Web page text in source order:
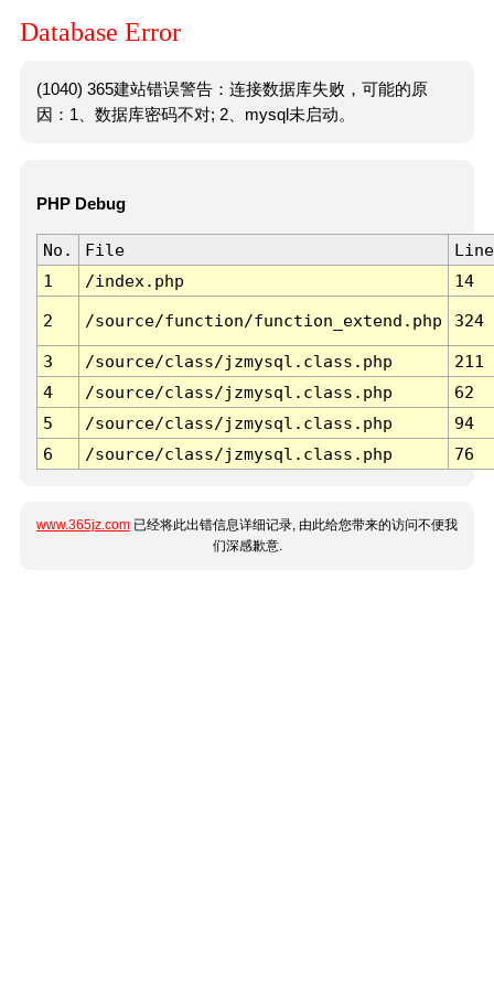
Database Error
(1040) 365建站错误警告：连接数据库失败，可能的原
因：1、数据库密码不对; 2、mysql未启动。
PHP Debug
No. File
Line
1
/index.php 14
2 /source/function/function_extend.php 324
3 /source/class/jzmysql.class.php
211
4
/source/class/jzmysql.class.php
62
5
/source/class/jzmysql.class.php
94
6
/source/class/jzmysql.class.php 76
www.365jz.com 已经将此出错信息详细记录, 由此给您带来的访问不便我
们深感歉意.